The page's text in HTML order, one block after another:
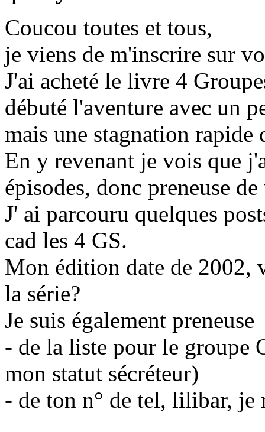
Coucou toutes et tous,
je viens de m'inscrire sur
J'ai acheté le livre 4
débuté l'aventure avec un
mais une stagnation
En y revenant je vois que
épisodes, donc preneuse
J' ai parcouru quelques
cad les 4 GS.
Mon édition date de 2002,
la série?
Je suis également preneuse
- de la liste pour le groupe
mon statut sécréteur)
- de ton n° de tel, lilibar, je